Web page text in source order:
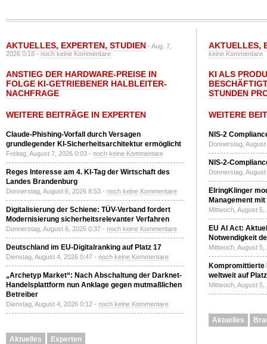
AKTUELLES, EXPERTEN, STUDIEN - Aug. 7,
2026 0:18 -noch keine Kommentare
ANSTIEG DER HARDWARE-PREISE IN
FOLGE KI-GETRIEBENER HALBLEITER-
NACHFRAGE
WEITERE BEITRÄGE IN EXPERTEN
Claude-Phishing-Vorfall durch Versagen
grundlegender KI-Sicherheitsarchitektur ermöglicht
Freitag, August 7, 2026 0:03 - noch keine Kommentare
Reges Interesse am 4. KI-Tag der Wirtschaft des
Landes Brandenburg
Donnerstag, August 6, 2026 8:53 - noch keine Kommentare
Digitalisierung der Schiene: TÜV-Verband fordert
Modernisierung sicherheitsrelevanter Verfahren
Donnerstag, August 6, 2026 0:37 - noch keine Kommentare
Deutschland im EU-Digitalranking auf Platz 17
Dienstag, August 4, 2026 0:47 - noch keine Kommentare
„Archetyp Market“: Nach Abschaltung der Darknet-
Handelsplattform nun Anklage gegen mutmaßlichen
Betreiber
Dienstag, August 4, 2026 0:12 - noch keine Kommentare
Aktuelles Experten
AKTUELLES,
keine Kommentare
KI ALS
STUNDEN
WEITERE
NIS-2
Donnerstag,
NIS-2-
Donnerstag,
ElringKlinger
Management
Mittwoch, August
EU AI Act:
Notwendigkeit
Mittwoch, August
Kompromittierte
weltweit auf
Mittwoch, August
Aktuelles